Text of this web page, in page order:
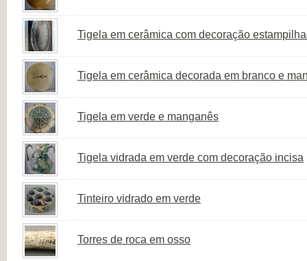
Tigela em cerâmica com decoração
Tigela em cerâmica decorada em branco e
Tigela em verde e manganês
Tigela vidrada em verde com decoração incisa
Tinteiro vidrado em verde
Torres de roca em osso